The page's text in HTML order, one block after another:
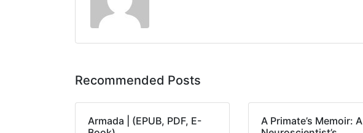
Recommended Posts
Armada | (EPUB, PDF, E-
A Primate’s Memoir: A